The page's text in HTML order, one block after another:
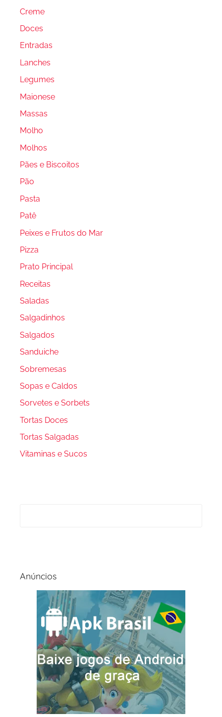
Creme
Doces
Entradas
Lanches
Legumes
Maionese
Massas
Molho
Molhos
Pães e Biscoitos
Pão
Pasta
Patê
Peixes e Frutos do Mar
Pizza
Prato Principal
Receitas
Saladas
Salgadinhos
Salgados
Sanduiche
Sobremesas
Sopas e Caldos
Sorvetes e Sorbets
Tortas Doces
Tortas Salgadas
Vitaminas e Sucos
Anúncios